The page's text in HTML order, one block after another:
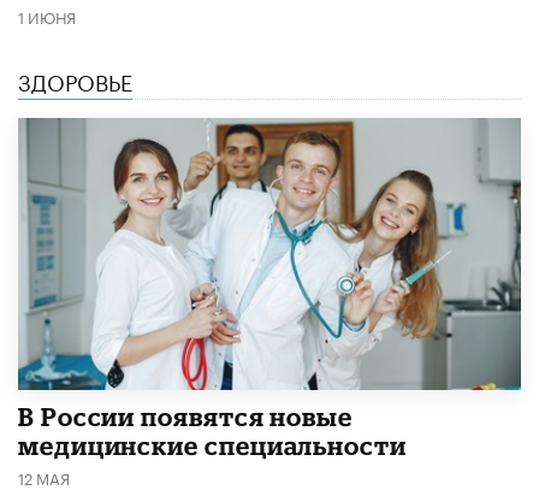
1 ИЮНЯ
ЗДОРОВЬЕ
В России появятся новые
медицинские специальности
12 МАЯ